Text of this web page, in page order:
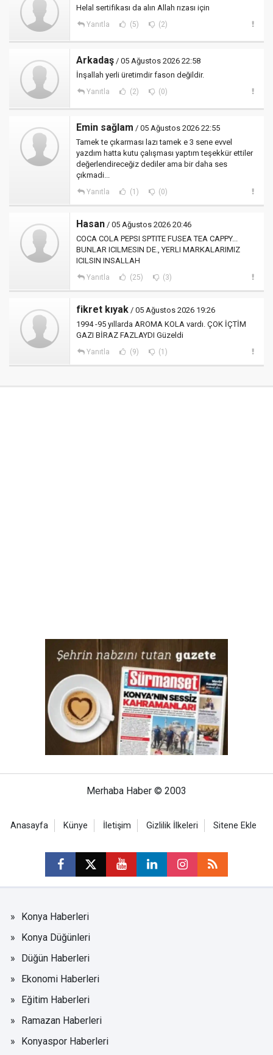
Helal sertifikası da alın Allah rızası için
Yanıtla (5) (2)
Arkadaş / 05 Ağustos 2026 22:58
İnşallah yerli üretimdir fason değildir.
Yanıtla (2) (0)
Emin sağlam / 05 Ağustos 2026 22:55
Tamek te çıkarması lazı tamek e 3 sene evvel
yazdım hatta kutu çalışması yaptım teşekkür ettiler
değerlendireceğiz dediler ama bir daha ses
çıkmadi...
Yanıtla (1) (0)
Hasan / 05 Ağustos 2026 20:46
COCA COLA PEPSI SPTITE FUSEA TEA CAPPY...
BUNLAR ICILMESIN DE., YERLI MARKALARIMIZ
ICILSIN INSALLAH
Yanıtla (25) (3)
fikret kıyak / 05 Ağustos 2026 19:26
1994 -95 yıllarda AROMA KOLA vardı. ÇOK İÇTİM
GAZI BİRAZ FAZLAYDI Güzeldi
Yanıtla (9) (1)
Merhaba Haber © 2003
Anasayfa Künye İletişim Gizlilik İlkeleri Sitene Ekle
Konya Haberleri
Konya Düğünleri
Düğün Haberleri
Ekonomi Haberleri
Eğitim Haberleri
Ramazan Haberleri
Konyaspor Haberleri